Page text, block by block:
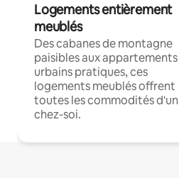
Logements entièrement
meublés
Des cabanes de montagne
paisibles aux appartements
urbains pratiques, ces
logements meublés offrent
toutes les commodités d'un
chez-soi.